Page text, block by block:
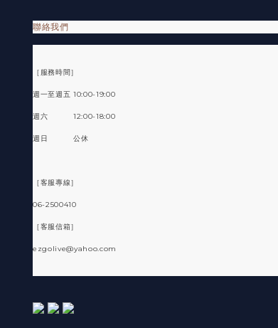
聯絡我們
［服務時間］
週一至週五 10:00-19:00
週六 12:00-18:00
週日 公休
［客服專線］
06-2500410
［客服信箱］
ezgolive@yahoo.com